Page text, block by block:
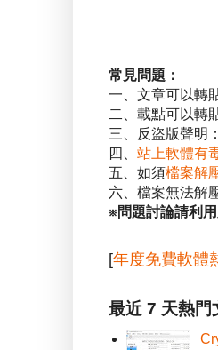
常見問題：
一、文章可以轉
二、載點可以轉
三、反盜版聲明
四、 站上軟體有
五、如須檔案解
六、檔案無法解
※問題討論請利
[年度免費軟體
最近 7 天熱門